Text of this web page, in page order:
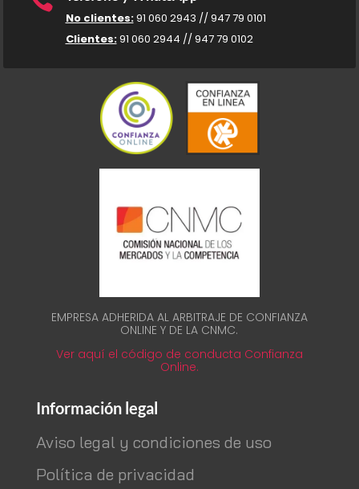
No clientes:91 060 2943 // 947 79 0101
Clientes:91 060 2944 // 947 79 0102
EMPRESA ADHERIDA AL ARBITRAJE DE CONFIANZA
ONLINE Y DE LA CNMC.
Ver aquí el código de conducta Confianza
Online.
Información legal
Aviso legal y condiciones de uso
Política de privacidad